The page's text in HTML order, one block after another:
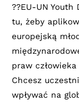
??EU-UN
tu, żeby
europejską
praw
Chcesz
wpływać na